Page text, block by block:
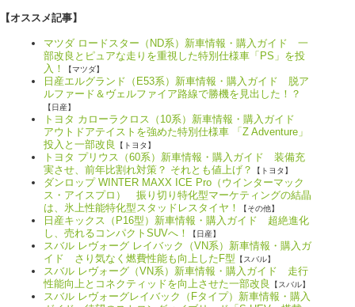
【オススメ記事】
マツダ ロードスター（ND系）新車情報・購入ガイド 一
部改良とピュアな走りを重視した特別仕様車「PS」を投
入！
【マツダ】
日産エルグランド（E53系）新車情報・購入ガイド 脱ア
ルファード＆ヴェルファイア路線で勝機を見出した！？
【日産】
トヨタ カローラクロス（10系）新車情報・購入ガイド
アウトドアテイストを強めた特別仕様車 「Z Adventure」
投入と一部改良
【トヨタ】
トヨタ プリウス（60系）新車情報・購入ガイド 装備充
実させ、前年比割れ対策？ それとも値上げ？
【トヨタ】
ダンロップ WINTER MAXX ICE Pro（ウインターマック
ス・アイスプロ） 振り切り特化型マーケティングの結晶
は、氷上性能特化型スタッドレスタイヤ！
【その他】
日産キックス（P16型）新車情報・購入ガイド 超絶進化
し、売れるコンパクトSUVへ！
【日産】
スバル レヴォーグ レイバック（VN系）新車情報・購入ガ
イド さり気なく燃費性能も向上したF型 【スバル】
スバル レヴォーグ（VN系）新車情報・購入ガイド 走行
性能向上とコネクティッドを向上させた一部改良
【スバル】
スバル レヴォーグレイバック（Fタイプ）新車情報・購入